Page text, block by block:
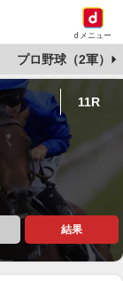
dメニュー
プロ野球（2軍）
11R
結果